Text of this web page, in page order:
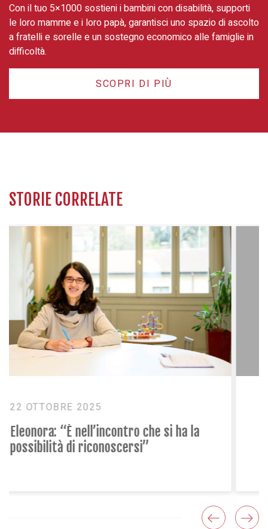
Con il tuo 5×1000 sostieni i bambini con disabilità, supporti
le loro mamme e i loro papà, garantisci uno spazio di ascolto
a fratelli e sorelle e un sostegno economico alle famiglie in
difficoltà.
SCOPRI DI PIÙ
STORIE CORRELATE
25 SETTEMBRE 2024
Elena racconta i Giochi Paralimpici:
“Parigi, che spettacolo